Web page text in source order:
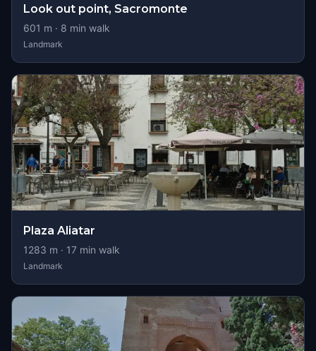
Look out point, Sacromonte
601 m · 8 min walk
Landmark
Plaza Aliatar
1283 m · 17 min walk
Landmark